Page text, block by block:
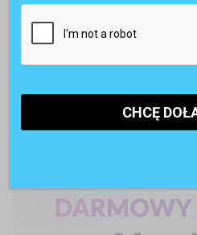
AI w rekrutacji. 74%
inteligencji
POLECANE RAPORTY